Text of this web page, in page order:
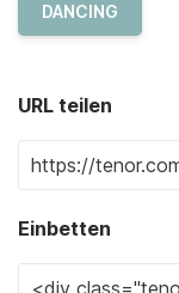
DANCING
URL teilen
Einbetten